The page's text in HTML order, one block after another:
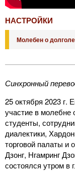
НАСТРОЙКИ
Молебен о
Синхронный
25 октября 2023 г.
участие в молебне
студенты,
диалектики,
торговой палаты и
Дзонг, Нгамринг
состоялся утром в